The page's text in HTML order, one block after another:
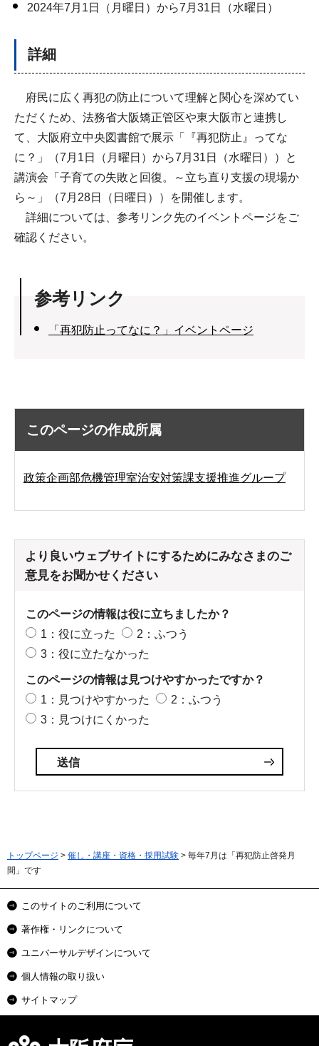
2024年7月1日（月曜日）から7月31日（水曜日）
詳細
府民に広く再犯の防止について理解と関心を深めてい
ただくため、法務省大阪矯正管区や東大阪市と連携し
て、大阪府立中央図書館で展示「『再犯防止』ってな
に？」（7月1日（月曜日）から7月31日（水曜日））と
講演会「子育ての失敗と回復。～立ち直り支援の現場か
ら～」（7月28日（日曜日））を開催します。
詳細については、参考リンク先のイベントページをご
確認ください。
参考リンク
「再犯防止ってなに？」イベントページ
このページの作成所属
政策企画部危機管理室治安対策課支援推進グループ
より良いウェブサイトにするためにみなさまのご
意見をお聞かせください
このページの情報は役に立ちましたか？
1：役に立った
2：ふつう
3：役に立たなかった
このページの情報は見つけやすかったですか？
1：見つけやすかった
2：ふつう
3：見つけにくかった
トップページ > 催し・講座・資格・採用試験 > 毎年7月は「再犯防止啓発月
間」です
このサイトのご利用について
著作権・リンクについて
ユニバーサルデザインについて
個人情報の取り扱い
サイトマップ